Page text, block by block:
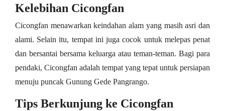
Kelebihan Cicongfan
Cicongfan menawarkan keindahan alam yang masih asri dan
alami. Selain itu, tempat ini juga cocok untuk melepas penat
dan bersantai bersama keluarga atau teman-teman. Bagi para
pendaki, Cicongfan adalah tempat yang tepat untuk persiapan
menuju puncak Gunung Gede Pangrango.
Tips Berkunjung ke Cicongfan